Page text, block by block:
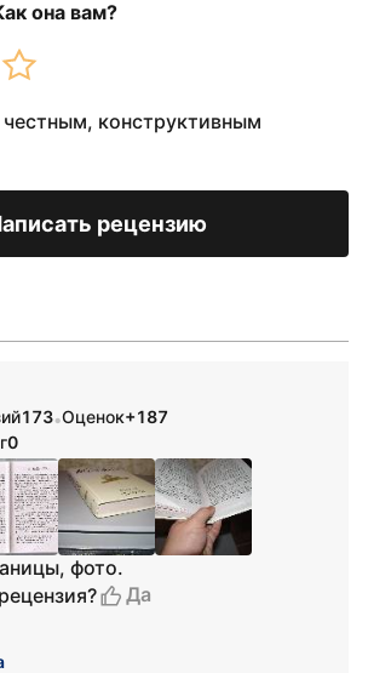
она вам?
конструктивным
рецензию
173•Оценок+187
0
фото.
Да